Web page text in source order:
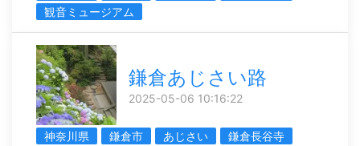
観音ミュージアム
鎌倉あじさい路
2025-05-06 10:16:22
神奈川県 鎌倉市 あじさい
鎌倉長谷寺